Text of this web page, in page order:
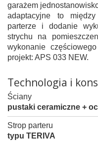
garażem
adaptacyjne to
parterze i dodanie
strychu na
wykonanie
projekt: APS 033 NEW.
Technologia i
Ściany
pustaki ceramiczne +
Strop parteru
typu TERIVA